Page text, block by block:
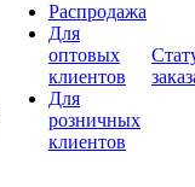
Распродажа
Для
оптовых
клиентов
Для
розничных
клиентов